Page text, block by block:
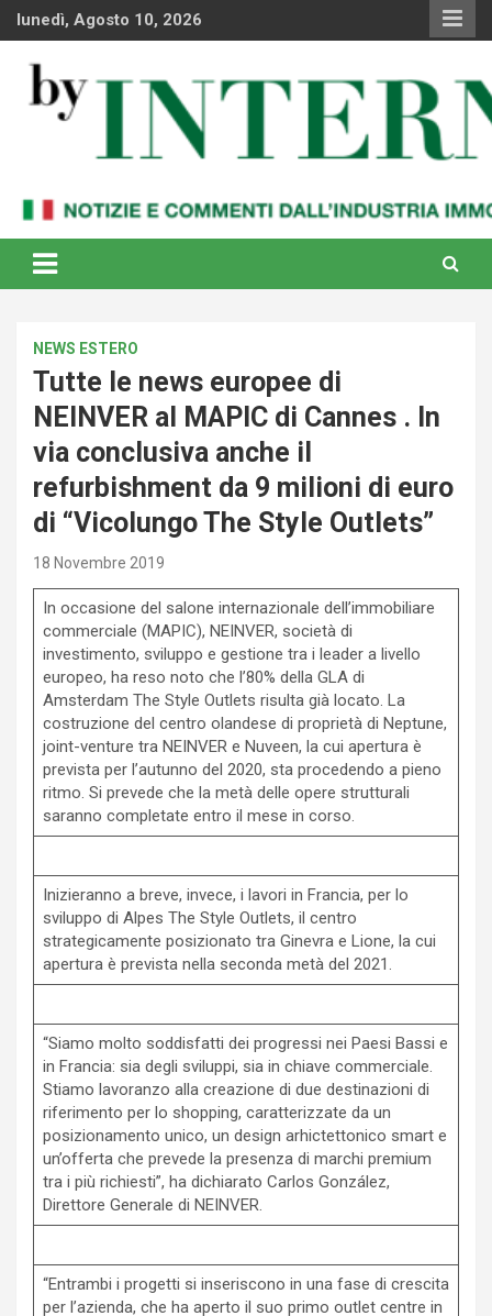
Skiplunedì, Agosto 10, 2026
By Internews
internazionale
NEWS ESTERO
Tutte le news europee di
NEINVER al MAPIC di Cannes . In
via conclusiva anche il
refurbishment da 9 milioni di euro
di “Vicolungo The Style Outlets”
18 Novembre 2019
In occasione del salone internazionale dell’immobiliare
commerciale (MAPIC), NEINVER, società di
investimento, sviluppo e gestione tra i leader a livello
europeo, ha reso noto che l’80% della GLA di
Amsterdam The Style Outlets risulta già locato. La
costruzione del centro olandese di proprietà di Neptune,
joint-venture tra NEINVER e Nuveen, la cui apertura è
prevista per l’autunno del 2020, sta procedendo a pieno
ritmo. Si prevede che la metà delle opere strutturali
saranno completate entro il mese in corso.
Inizieranno a breve, invece, i lavori in Francia, per lo
sviluppo di Alpes The Style Outlets, il centro
strategicamente posizionato tra Ginevra e Lione, la cui
apertura è prevista nella seconda metà del 2021.
“Siamo molto soddisfatti dei progressi nei Paesi Bassi e
in Francia: sia degli sviluppi, sia in chiave commerciale.
Stiamo lavoranzo alla creazione di due destinazioni di
riferimento per lo shopping, caratterizzate da un
posizionamento unico, un design arhictettonico smart e
un’offerta che prevede la presenza di marchi premium
tra i più richiesti”, ha dichiarato Carlos González,
Direttore Generale di NEINVER.
“Entrambi i progetti si inseriscono in una fase di crescita
per l’azienda, che ha aperto il suo primo outlet centre in